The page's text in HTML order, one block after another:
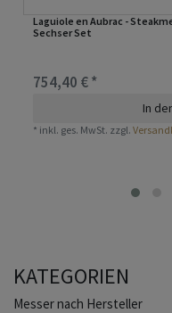
Laguiole en Aubrac -
Sechser Set
754,40 € *
In
* inkl. ges. MwSt. zzgl.
KATEGORIEN
Home
Messer nach Hersteller